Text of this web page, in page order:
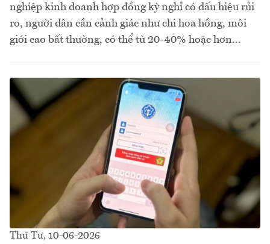
nghiệp kinh doanh hợp đồng kỳ nghỉ có dấu hiệu rủi
ro, người dân cần cảnh giác như chi hoa hồng, môi
giới cao bất thường, có thể từ 20-40% hoặc hơn...
Thứ Tư, 10-06-2026